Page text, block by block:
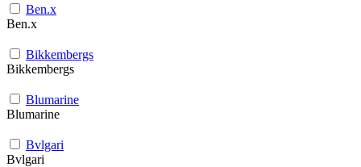
Ben.x
Ben.x
Bikkembergs
Bikkembergs
Blumarine
Blumarine
Bvlgari
Bvlgari